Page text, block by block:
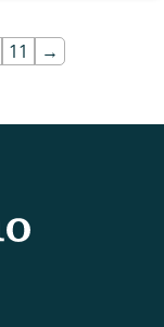
11 →